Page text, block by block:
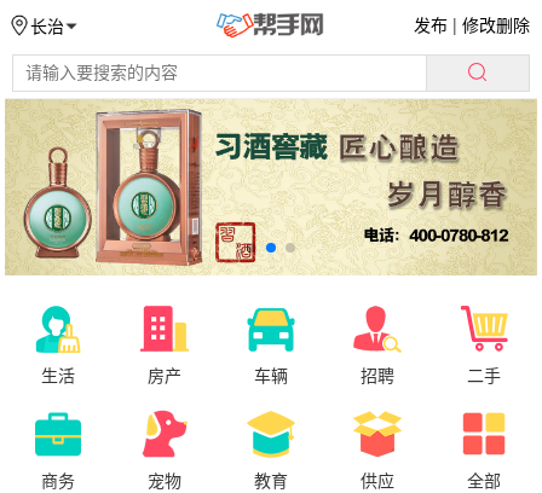
长治 发布 |修改删除
生活 房产 车辆 招聘 二手
商务 宠物 教育 供应 全部